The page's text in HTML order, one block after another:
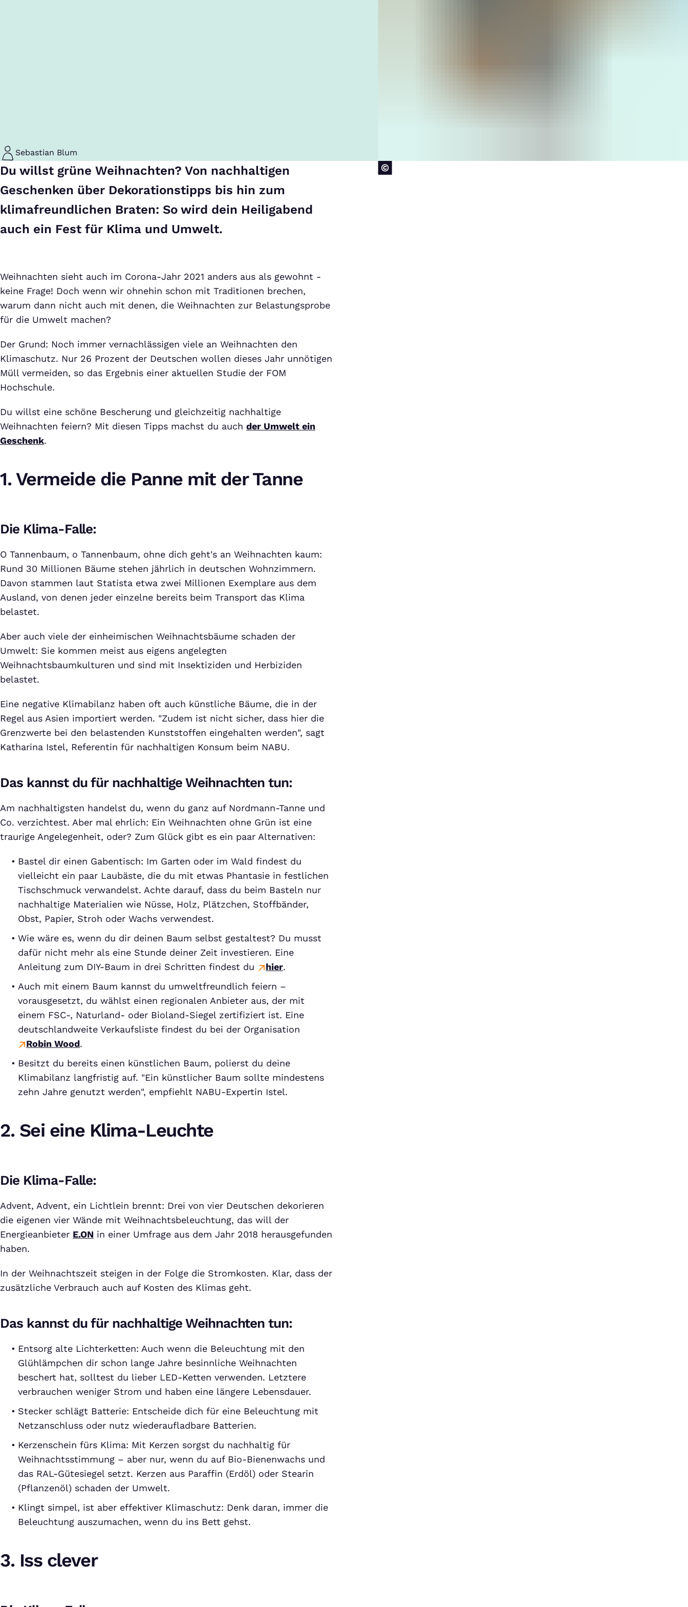
Sebastian Blum
Du willst grüne Weihnachten? Von nachhaltigen
Geschenken über Dekorationstipps bis hin zum
klimafreundlichen Braten: So wird dein Heiligabend
auch ein Fest für Klima und Umwelt.
Weihnachten sieht auch im Corona-Jahr 2021 anders aus als gewohnt -
keine Frage! Doch wenn wir ohnehin schon mit Traditionen brechen,
warum dann nicht auch mit denen, die Weihnachten zur Belastungsprobe
für die Umwelt machen?
Der Grund: Noch immer vernachlässigen viele an Weihnachten den
Klimaschutz. Nur 26 Prozent der Deutschen wollen dieses Jahr unnötigen
Müll vermeiden, so das Ergebnis einer aktuellen Studie der FOM
Hochschule.
Du willst eine schöne Bescherung und gleichzeitig nachhaltige
Weihnachten feiern? Mit diesen Tipps machst du auch der Umwelt ein
Geschenk.
1. Vermeide die Panne mit der Tanne
Die Klima-Falle:
O Tannenbaum, o Tannenbaum, ohne dich geht's an Weihnachten kaum:
Rund 30 Millionen Bäume stehen jährlich in deutschen Wohnzimmern.
Davon stammen laut Statista etwa zwei Millionen Exemplare aus dem
Ausland, von denen jeder einzelne bereits beim Transport das Klima
belastet.
Aber auch viele der einheimischen Weihnachtsbäume schaden der
Umwelt: Sie kommen meist aus eigens angelegten
Weihnachtsbaumkulturen und sind mit Insektiziden und Herbiziden
belastet.
Eine negative Klimabilanz haben oft auch künstliche Bäume, die in der
Regel aus Asien importiert werden. "Zudem ist nicht sicher, dass hier die
Grenzwerte bei den belastenden Kunststoffen eingehalten werden", sagt
Katharina Istel, Referentin für nachhaltigen Konsum beim NABU.
Das kannst du für nachhaltige Weihnachten tun:
Am nachhaltigsten handelst du, wenn du ganz auf Nordmann-Tanne und
Co. verzichtest. Aber mal ehrlich: Ein Weihnachten ohne Grün ist eine
traurige Angelegenheit, oder? Zum Glück gibt es ein paar Alternativen:
Bastel dir einen Gabentisch: Im Garten oder im Wald findest du
vielleicht ein paar Laubäste, die du mit etwas Phantasie in festlichen
Tischschmuck verwandelst. Achte darauf, dass du beim Basteln nur
nachhaltige Materialien wie Nüsse, Holz, Plätzchen, Stoffbänder,
Obst, Papier, Stroh oder Wachs verwendest.
Wie wäre es, wenn du dir deinen Baum selbst gestaltest? Du musst
dafür nicht mehr als eine Stunde deiner Zeit investieren. Eine
Anleitung zum DIY-Baum in drei Schritten findest du
hier.
Auch mit einem Baum kannst du umweltfreundlich feiern –
vorausgesetzt, du wählst einen regionalen Anbieter aus, der mit
einem FSC-, Naturland- oder Bioland-Siegel zertifiziert ist. Eine
deutschlandweite Verkaufsliste findest du bei der Organisation
Robin Wood.
Besitzt du bereits einen künstlichen Baum, polierst du deine
Klimabilanz langfristig auf. "Ein künstlicher Baum sollte mindestens
zehn Jahre genutzt werden", empfiehlt NABU-Expertin Istel.
2. Sei eine Klima-Leuchte
Die Klima-Falle:
Advent, Advent, ein Lichtlein brennt: Drei von vier Deutschen dekorieren
die eigenen vier Wände mit Weihnachtsbeleuchtung, das will der
Energieanbieter E.ON in einer Umfrage aus dem Jahr 2018 herausgefunden
haben.
In der Weihnachtszeit steigen in der Folge die Stromkosten. Klar, dass der
zusätzliche Verbrauch auch auf Kosten des Klimas geht.
Das kannst du für nachhaltige Weihnachten tun:
Entsorg alte Lichterketten: Auch wenn die Beleuchtung mit den
Glühlämpchen dir schon lange Jahre besinnliche Weihnachten
beschert hat, solltest du lieber LED-Ketten verwenden. Letztere
verbrauchen weniger Strom und haben eine längere Lebensdauer.
Stecker schlägt Batterie: Entscheide dich für eine Beleuchtung mit
Netzanschluss oder nutz wiederaufladbare Batterien.
Kerzenschein fürs Klima: Mit Kerzen sorgst du nachhaltig für
Weihnachtsstimmung – aber nur, wenn du auf Bio-Bienenwachs und
das RAL-Gütesiegel setzt. Kerzen aus Paraffin (Erdöl) oder Stearin
(Pflanzenöl) schaden der Umwelt.
Klingt simpel, ist aber effektiver Klimaschutz: Denk daran, immer die
Beleuchtung auszumachen, wenn du ins Bett gehst.
3. Iss clever